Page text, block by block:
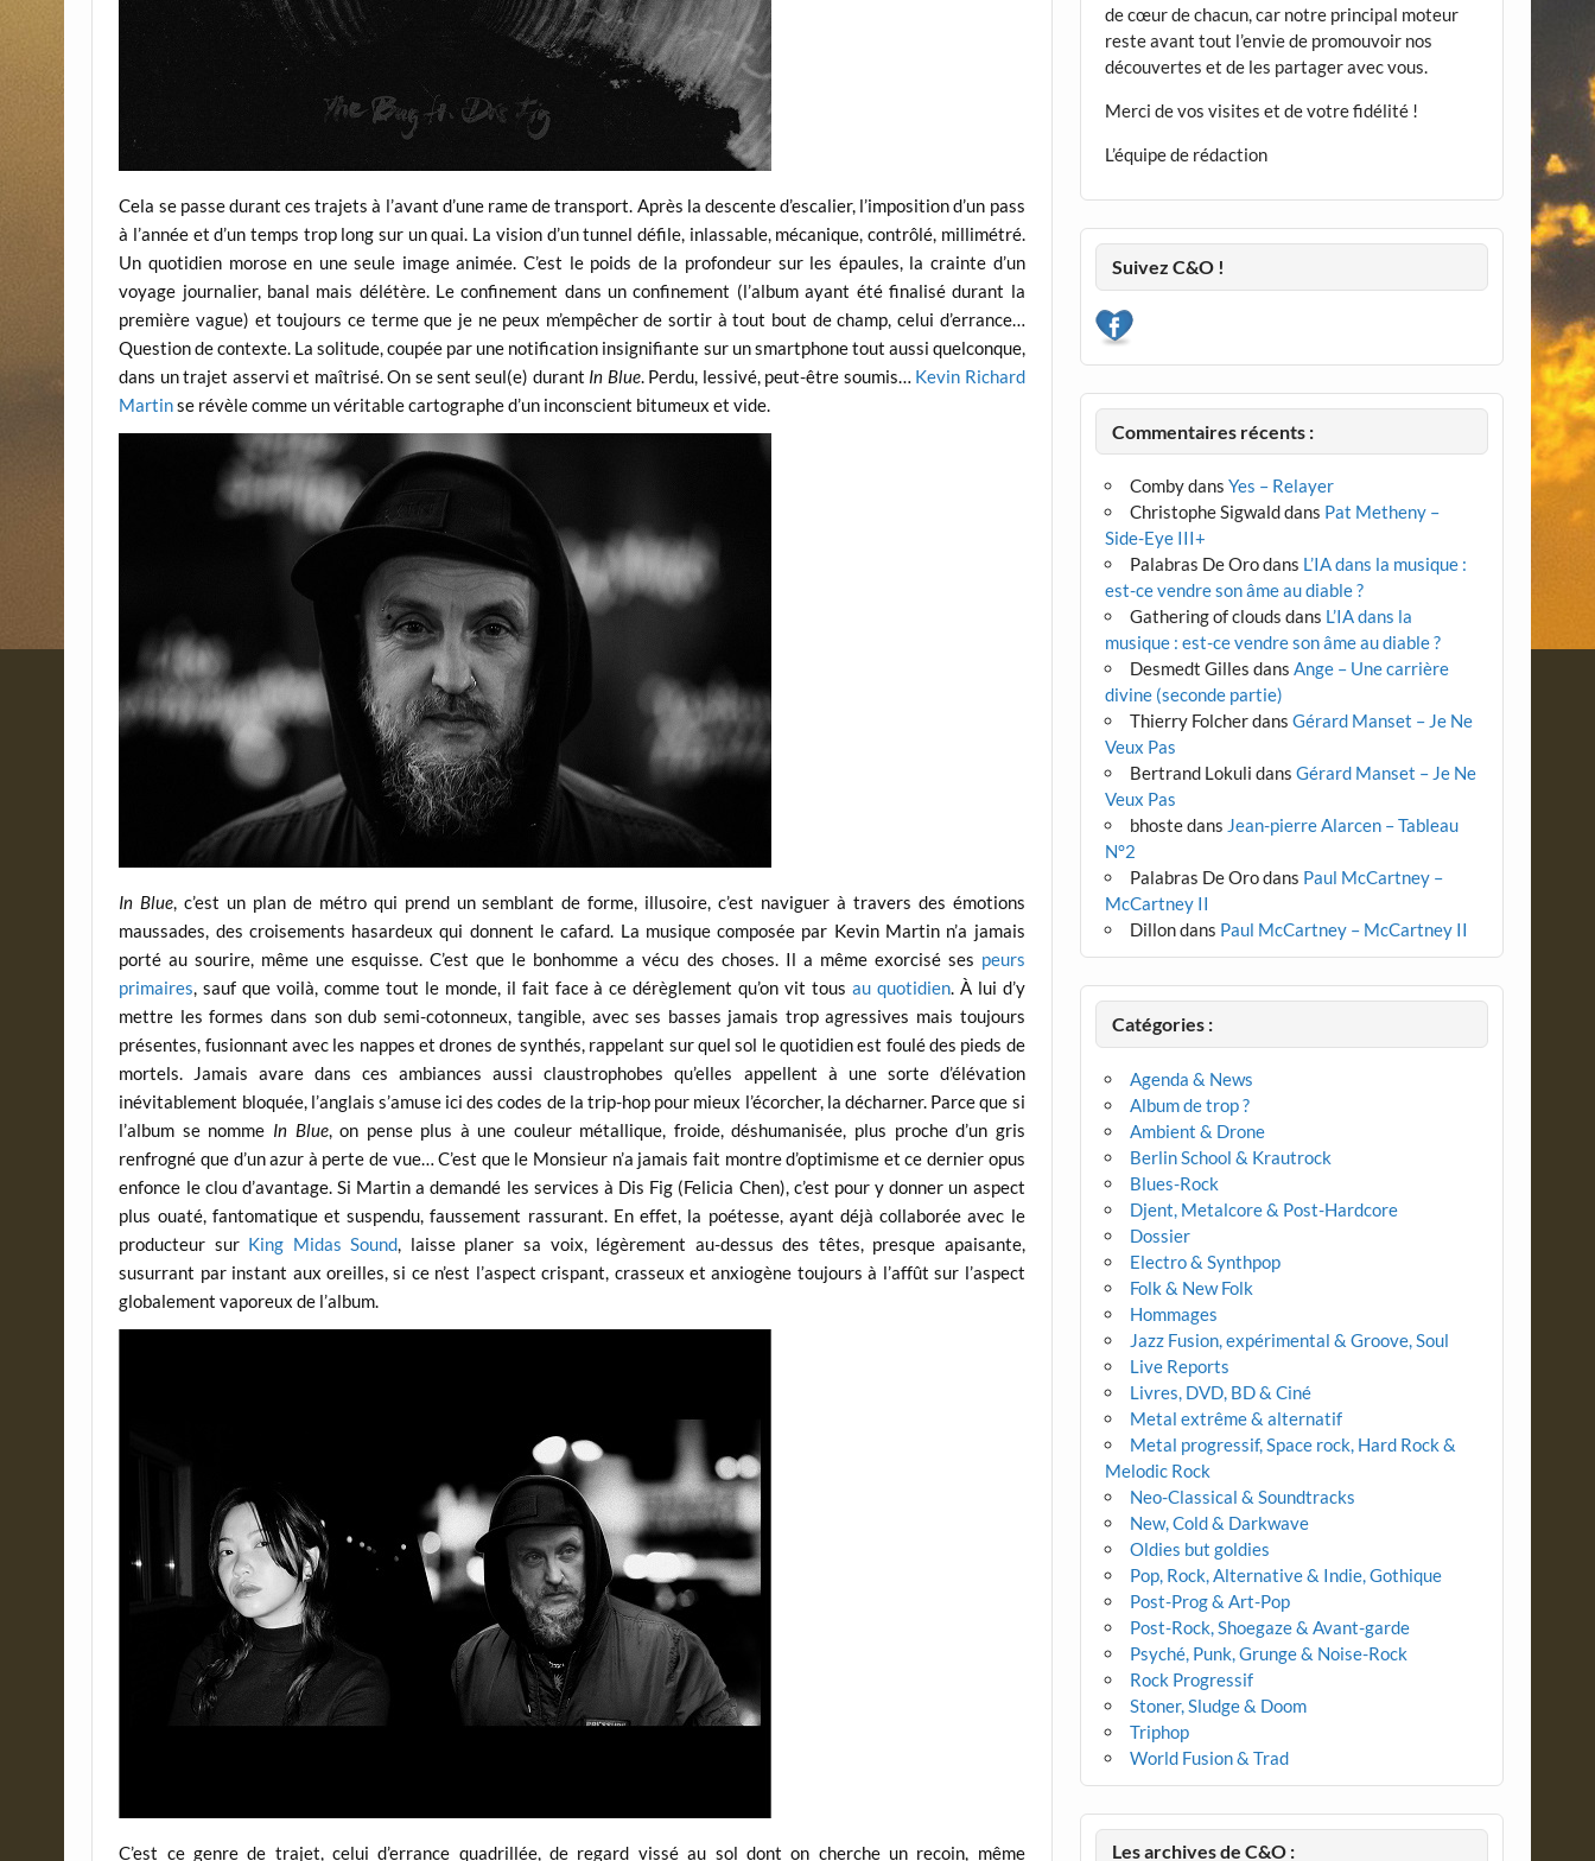
Cela se passe durant ces trajets à l’avant d’une rame de transport. Après la descente d’escalier, l’imposition d’un pass
à l’année et d’un temps trop long sur un quai. La vision d’un tunnel défile, inlassable, mécanique, contrôlé, millimétré.
Un quotidien morose en une seule image animée. C’est le poids de la profondeur sur les épaules, la crainte d’un
voyage journalier, banal mais délétère. Le confinement dans un confinement (l’album ayant été finalisé durant la
première vague) et toujours ce terme que je ne peux m’empêcher de sortir à tout bout de champ, celui d’errance…
Question de contexte. La solitude, coupée par une notification insignifiante sur un smartphone tout aussi quelconque,
dans un trajet asservi et maîtrisé. On se sent seul(e) durant In Blue. Perdu, lessivé, peut-être soumis… Kevin Richard
Martinse révèle comme un véritable cartographe d’un inconscient bitumeux et vide.
In Blue, c’est un plan de métro qui prend un semblant de forme, illusoire, c’est naviguer à travers des émotions
maussades, des croisements hasardeux qui donnent le cafard. La musique composée par Kevin Martin n’a jamais
porté au sourire, même une esquisse. C’est que le bonhomme a vécu des choses. Il a même exorcisé ses peurs
primaires, sauf que voilà, comme tout le monde, il fait face à ce dérèglement qu’on vit tous au quotidien. À lui d’y
mettre les formes dans son dub semi-cotonneux, tangible, avec ses basses jamais trop agressives mais toujours
présentes, fusionnant avec les nappes et drones de synthés, rappelant sur quel sol le quotidien est foulé des pieds de
mortels. Jamais avare dans ces ambiances aussi claustrophobes qu’elles appellent à une sorte d’élévation
inévitablement bloquée, l’anglais s’amuse ici des codes de la trip-hop pour mieux l’écorcher, la décharner. Parce que si
l’album se nomme In Blue, on pense plus à une couleur métallique, froide, déshumanisée, plus proche d’un gris
renfrogné que d’un azur à perte de vue… C’est que le Monsieur n’a jamais fait montre d’optimisme et ce dernier opus
enfonce le clou d’avantage. Si Martin a demandé les services à Dis Fig (Felicia Chen), c’est pour y donner un aspect
plus ouaté, fantomatique et suspendu, faussement rassurant. En effet, la poétesse, ayant déjà collaborée avec le
producteur sur King Midas Sound, laisse planer sa voix, légèrement au-dessus des têtes, presque apaisante,
susurrant par instant aux oreilles, si ce n’est l’aspect crispant, crasseux et anxiogène toujours à l’affût sur l’aspect
globalement vaporeux de l’album.
C’est ce genre de trajet, celui d’errance quadrillée, de regard vissé au sol dont on cherche un recoin, même
de cœur de chacun, car notre principal moteur
reste avant tout l’envie de promouvoir nos
découvertes et de les partager avec vous.
Merci de vos visites et de votre fidélité !
L’équipe de rédaction
Suivez C&O !
Commentaires récents :
CombydansYes – Relayer
Christophe Sigwalddans Pat Metheny –
Side-Eye III+
Palabras De Orodans L’IA dans la musique :
est-ce vendre son âme au diable ?
Gathering of clouds dans L’IA dans la
musique : est-ce vendre son âme au diable ?
Desmedt Gilles dansAnge – Une carrière
divine (seconde partie)
Thierry FolcherdansGérard Manset – Je Ne
Veux Pas
Bertrand Lokuli dansGérard Manset – Je Ne
Veux Pas
bhostedans Jean-pierre Alarcen – Tableau
N°2
Palabras De Orodans Paul McCartney –
McCartney II
Dillondans Paul McCartney – McCartney II
Catégories :
Agenda & News
Album de trop ?
Ambient & Drone
Berlin School & Krautrock
Blues-Rock
Djent, Metalcore & Post-Hardcore
Dossier
Electro & Synthpop
Folk & New Folk
Hommages
Jazz Fusion, expérimental & Groove, Soul
Live Reports
Livres, DVD, BD & Ciné
Metal extrême & alternatif
Metal progressif, Space rock, Hard Rock &
Melodic Rock
Neo-Classical & Soundtracks
New, Cold & Darkwave
Oldies but goldies
Pop, Rock, Alternative & Indie, Gothique
Post-Prog & Art-Pop
Post-Rock, Shoegaze & Avant-garde
Psyché, Punk, Grunge & Noise-Rock
Rock Progressif
Stoner, Sludge & Doom
Triphop
World Fusion & Trad
Les archives de C&O :